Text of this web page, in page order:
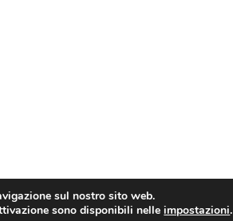
sul nostro sito web.
sono disponibili nelleimpostazioni.